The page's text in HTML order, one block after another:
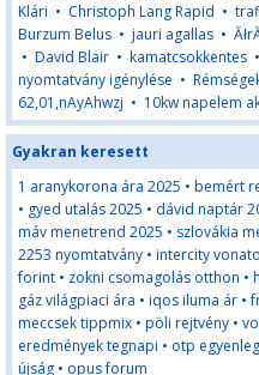
Klári • Christoph Lang Rapid •
Burzum Belus • jauri agallas •
• David Blair • kamatcsokkentes •
nyomtatvány igénylése •
62,01,nAyAhwzj • 10kw napelem
Gyakran keresett
1 aranykorona ára 2025 • bemért
• gyed utalás 2025 • dávid naptár
máv menetrend 2025 • szlovákia
2253 nyomtatvány • intercity
forint • zokni csomagolás otthon •
gáz világpiaci ára • iqos iluma ár •
meccsek tippmix • pöli rejtvény •
eredmények tegnapi • otp
újság • opus forum